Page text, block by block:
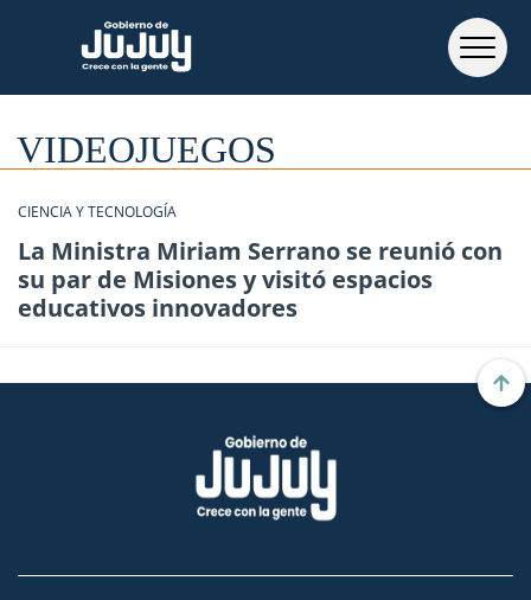
VIDEOJUEGOS
CIENCIA Y TECNOLOGÍA
La Ministra Miriam Serrano se reunió con
su par de Misiones y visitó espacios
educativos innovadores